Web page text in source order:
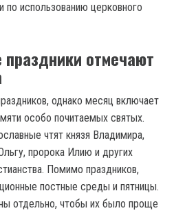
по использованию церковного
отмечают
однако месяц включает
особо почитаемых святых.
чтят князя Владимира,
пророка Илию и других
Помимо праздников,
постные среды и пятницы.
отдельно, чтобы их было проще